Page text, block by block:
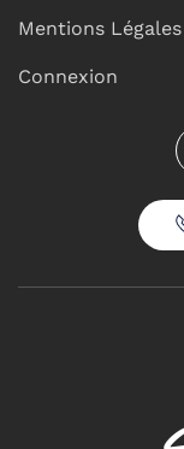
Mentions Légales
Connexion